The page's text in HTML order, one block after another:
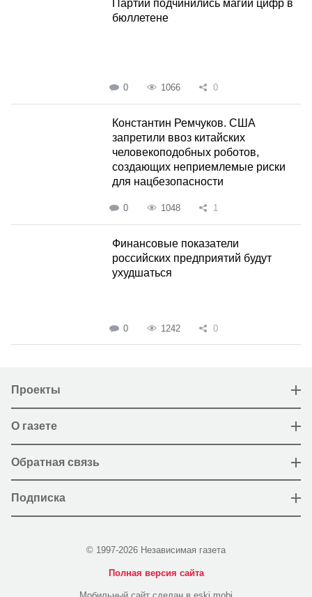
Партии подчинились магии цифр в
бюллетене
0 1066 0
Константин Ремчуков. США
запретили ввоз китайских
человекоподобных роботов,
создающих неприемлемые риски
для нацбезопасности
0 1048 1
Финансовые показатели
российских предприятий будут
ухудшаться
0 1242 0
Проекты
О газете
Обратная связь
Подписка
© 1997-2026 Независимая газета
Полная версия сайта